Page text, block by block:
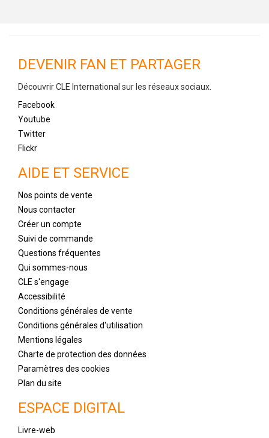
DEVENIR FAN ET PARTAGER
Découvrir CLE International sur les réseaux sociaux.
Facebook
Youtube
Twitter
Flickr
AIDE ET SERVICE
Nos points de vente
Nous contacter
Créer un compte
Suivi de commande
Questions fréquentes
Qui sommes-nous
CLE s'engage
Accessibilité
Conditions générales de vente
Conditions générales d'utilisation
Mentions légales
Charte de protection des données
Paramètres des cookies
Plan du site
ESPACE DIGITAL
Livre-web